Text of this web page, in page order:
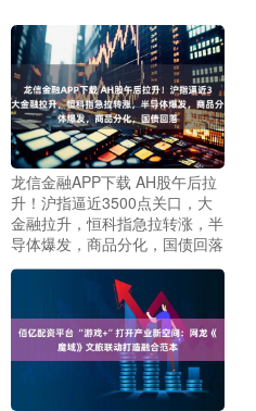
龙信金融APP下载 AH股午后拉
升！沪指逼近3500点关口，大
金融拉升，恒科指急拉转涨，半
导体爆发，商品分化，国债回落